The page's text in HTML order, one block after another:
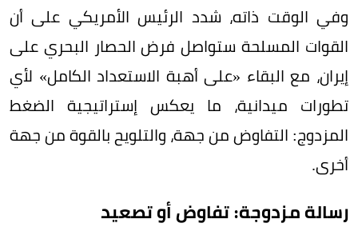
وفي الوقت ذاته، شدد الرئيس الأمريكي على أن
القوات المسلحة ستواصل فرض الحصار البحري على
إيران، مع البقاء «على أهبة الاستعداد الكامل» لأي
تطورات ميدانية، ما يعكس إستراتيجية الضغط
المزدوج: التفاوض من جهة، والتلويح بالقوة من جهة
أخرى.
رسالة مزدوجة: تفاوض أو تصعيد